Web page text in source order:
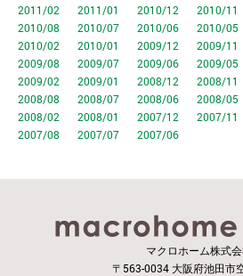
2011/02
2011/01 2010/12 2010/11
2010/08
2010/07 2010/06 2010/05
2010/02
2010/01 2009/12 2009/11
2009/08
2009/07 2009/06 2009/05
2009/02
2009/01 2008/12 2008/11
2008/08
2008/07 2008/06 2008/05
2008/02
2008/01 2007/12 2007/11
2007/08
2007/07 2007/06
マクロホーム株式
〒563-0034 大阪府池田市